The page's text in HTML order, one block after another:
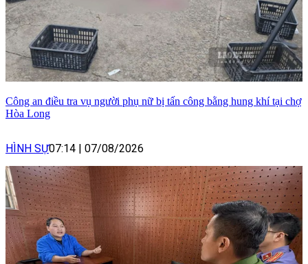
Công an điều tra vụ người phụ nữ bị tấn công bằng hung khí tại chợ
Hòa Long
HÌNH SỰ07:14 | 07/08/2026